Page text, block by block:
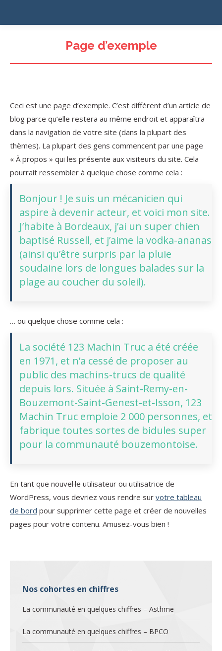
Page d’exemple
Ceci est une page d’exemple. C’est différent d’un article de
blog parce qu’elle restera au même endroit et apparaîtra
dans la navigation de votre site (dans la plupart des
thèmes). La plupart des gens commencent par une page
« À propos » qui les présente aux visiteurs du site. Cela
pourrait ressembler à quelque chose comme cela :
Bonjour ! Je suis un mécanicien qui
aspire à devenir acteur, et voici mon site.
J’habite à Bordeaux, j’ai un super chien
baptisé Russell, et j’aime la vodka-ananas
(ainsi qu’être surpris par la pluie
soudaine lors de longues balades sur la
plage au coucher du soleil).
… ou quelque chose comme cela :
La société 123 Machin Truc a été créée
en 1971, et n’a cessé de proposer au
public des machins-trucs de qualité
depuis lors. Située à Saint-Remy-en-
Bouzemont-Saint-Genest-et-Isson, 123
Machin Truc emploie 2 000 personnes, et
fabrique toutes sortes de bidules super
pour la communauté bouzemontoise.
En tant que nouvel·le utilisateur ou utilisatrice de
WordPress, vous devriez vous rendre sur votre tableau
de bord pour supprimer cette page et créer de nouvelles
pages pour votre contenu. Amusez-vous bien !
Nos cohortes en chiffres
La communauté en quelques chiffres – Asthme
La communauté en quelques chiffres – BPCO